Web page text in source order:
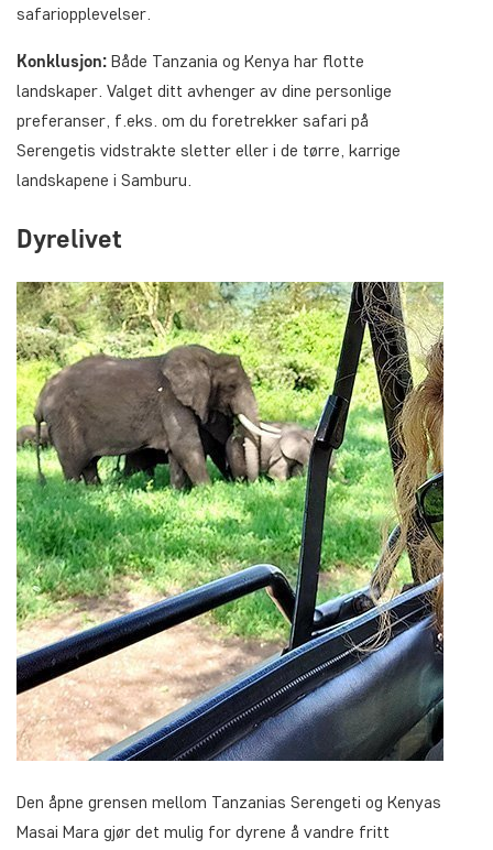
safariopplevelser.
Konklusjon: Både Tanzania og Kenya har flotte
landskaper. Valget ditt avhenger av dine personlige
preferanser, f.eks. om du foretrekker safari på
Serengetis vidstrakte sletter eller i de tørre, karrige
landskapene i Samburu.
Dyrelivet
Den åpne grensen mellom Tanzanias Serengeti og Kenyas
Masai Mara gjør det mulig for dyrene å vandre fritt